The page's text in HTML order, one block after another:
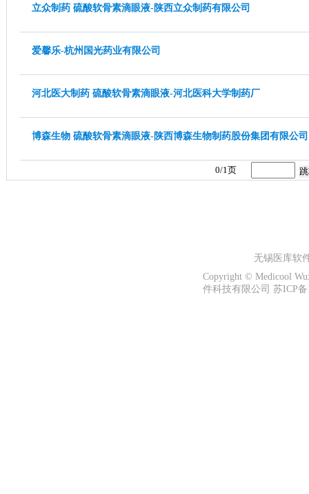
立众制药 硫酸软骨素滴眼液-陕西立众制药有限公司
爱馨乐-杭州国光药业有限公司
河北医大制药 硫酸软骨素滴眼液-河北医科大学制药厂
博森生物 硫酸软骨素滴眼液-陕西博森生物制药股份集团有限公司
0/1页
无锡医库软
Copyright © Medicool
件科技有限公司 苏ICP备